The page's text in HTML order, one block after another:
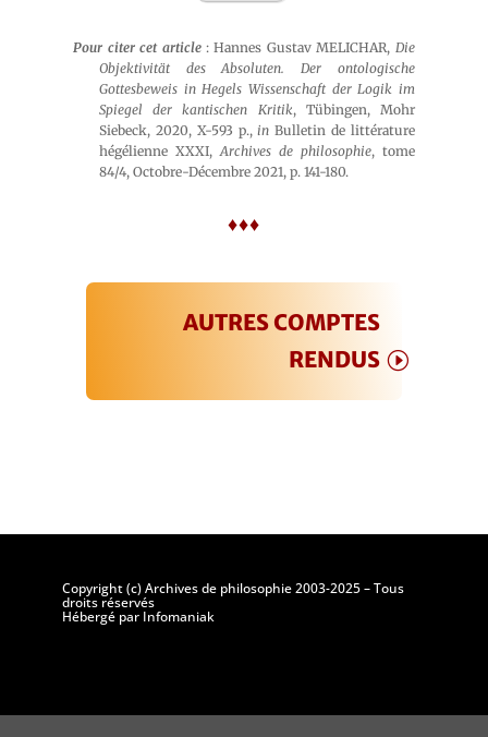
Pour citer cet article: Hannes Gustav MELICHAR, Die
Objektivität des Absoluten. Der ontologische
Gottesbeweis in Hegels Wissenschaft der Logik im
Spiegel der kantischen Kritik, Tübingen, Mohr
Siebeck, 2020, X-593 p.,in Bulletin de littérature
hégélienne XXXI,Archives de philosophie, tome
84/4, Octobre-Décembre 2021, p. 141-180.
♦♦♦
AUTRES COMPTES
RENDUS
Copyright (c) Archives de philosophie 2003-2025 – Tous
droits réservés
Hébergé par Infomaniak